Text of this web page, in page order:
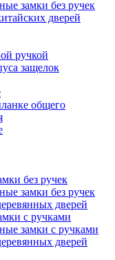
замки без ручек
дверей
ручкой
защелок
общего
без ручек
замки без ручек
дверей
с ручками
замки с ручками
дверей